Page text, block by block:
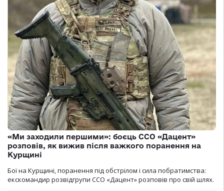
«Ми заходили першими»: боєць ССО «Дацент»
розповів, як вижив після важкого поранення на
Курщині
Бої на Курщині, поранення під обстрілом і сила побратимства:
екскомандир розвідгрупи ССО «Дацент» розповів про свій шлях.